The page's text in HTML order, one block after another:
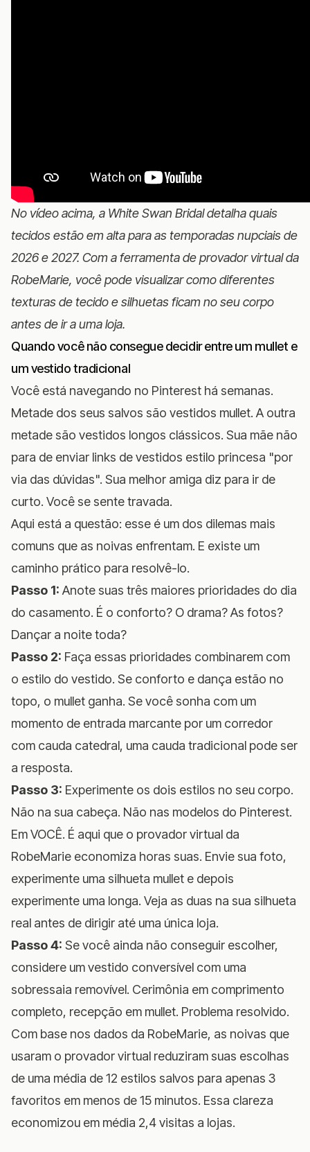
No vídeo acima, a White Swan Bridal detalha quais
tecidos estão em alta para as temporadas nupciais de
2026 e 2027. Com aferramenta de provador virtualda
RobeMarie, você pode visualizar como diferentes
texturas de tecido e silhuetas ficam no seu corpo
antes de ir a uma loja.
Quando você não consegue decidir entre um mullet e
um vestido tradicional
Você está navegando no Pinterest há semanas.
Metade dos seus salvos são vestidos mullet. A outra
metade são vestidos longos clássicos. Sua mãe não
para de enviar links de vestidos estilo princesa "por
via das dúvidas". Sua melhor amiga diz para ir de
curto. Você se sente travada.
Aqui está a questão: esse é um dos dilemas mais
comuns que as noivas enfrentam. E existe um
caminho prático para resolvê-lo.
Passo 1: Anote suas três maiores prioridades do dia
do casamento. É o conforto? O drama? As fotos?
Dançar a noite toda?
Passo 2: Faça essas prioridades combinarem com
o estilo do vestido. Se conforto e dança estão no
topo, o mullet ganha. Se você sonha com um
momento de entrada marcante por um corredor
com cauda catedral, uma cauda tradicional pode ser
a resposta.
Passo 3: Experimente os dois estilos no seu corpo.
Não na sua cabeça. Não nas modelos do Pinterest.
Em VOCÊ. É aqui que o provador virtual da
RobeMarie economiza horas suas. Envie sua foto,
experimente uma silhueta mullet e depois
experimente uma longa. Veja as duas na sua silhueta
real antes de dirigir até uma única loja.
Passo 4: Se você ainda não conseguir escolher,
considere um vestido conversível com uma
sobressaia removível. Cerimônia em comprimento
completo, recepção em mullet. Problema resolvido.
Com base nos dados da RobeMarie, as noivas que
usaram o provador virtual reduziram suas escolhas
de uma média de 12 estilos salvos para apenas 3
favoritos em menos de 15 minutos. Essa clareza
economizou em média 2,4 visitas a lojas.